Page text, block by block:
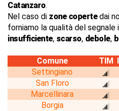
Catanzaro.
Nel caso di zone copertedai
forniamo la qualità del segnale
insufficiente, scarso, debole,
Comune TIM
Settingiano
San Floro
Marcellinara
Borgia